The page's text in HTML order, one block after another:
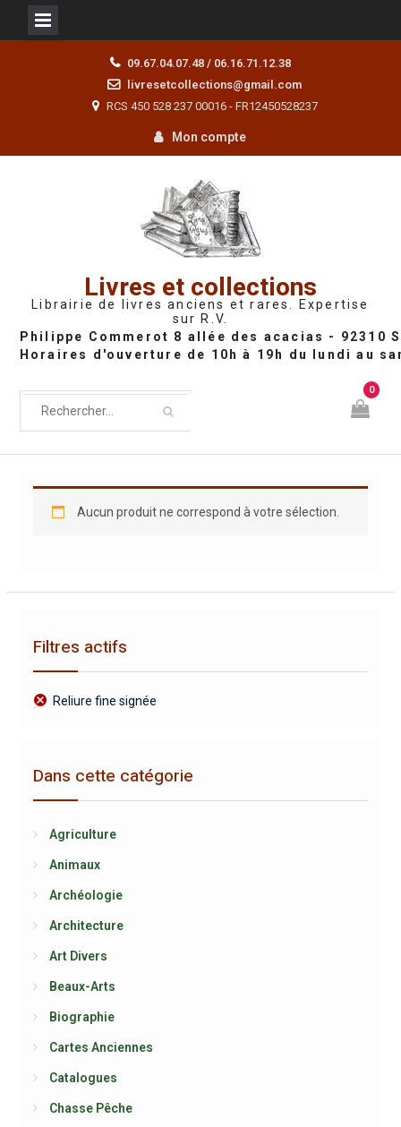
09.67.04.07.48 / 06.16.71.12.38
livresetcollections@gmail.com
RCS 450 528 237 00016 - FR12450528237
Mon compte
Livres et collections
Librairie de livres anciens et rares. Expertise
sur R.V.
0
Aucun produit ne correspond à votre sélection.
Filtres actifs
Reliure fine signée
Dans cette catégorie
Agriculture
Animaux
Archéologie
Architecture
Art Divers
Beaux-Arts
Biographie
Cartes Anciennes
Catalogues
Chasse Pêche